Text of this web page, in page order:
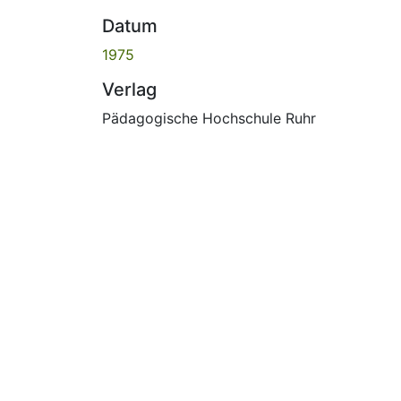
Datum
1975
Verlag
Pädagogische Hochschule Ruhr